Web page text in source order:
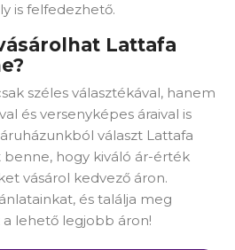
is felfedezhető.
Lattafa
széles választékával, hanem
és versenyképes áraival is
választ Lattafa
hogy kiváló ár-érték
vásárol kedvező áron.
és találja meg
lehető legjobb áron!